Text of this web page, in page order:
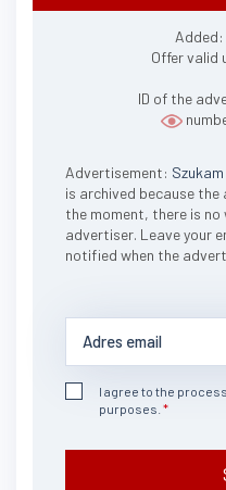
Added:
Offer valid
ID of the
Advertisement:
is archived because
the moment, there is
advertiser. Leave your
notified when the
I agree to the
purposes.